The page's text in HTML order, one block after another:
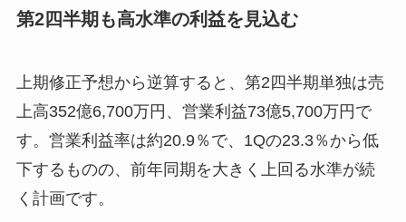
第2四半期も高水準の利益を見込む
上期修正予想から逆算すると、第2四半期単独は売
上高352億6,700万円、営業利益73億5,700万円で
す。営業利益率は約20.9％で、1Qの23.3％から低
下するものの、前年同期を大きく上回る水準が続
く計画です。